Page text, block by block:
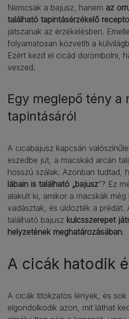
Nemcsak a bajusz, hanem az
található tapintásérzékelő
játszanak az érzékelésben.
folyamatosan közvetíti a
Ezért kezd el cicád dorombolni,
veszed.
Egy meglepő tény a
tapintásáról
A cicabajusz kapcsán
eszedbe jut, a macskád arcán
hosszú szálak. Azonban tudtad,
lábain is található „bajusz”? Ez
alakult ki, amikor a macskák még
vadásztak, és üldözték a prédát.
található bajusz kulcsszerepet
helyzetének meghatározásában.
A cicák hatodik
A cicák titokzatos lények, és sok
elgondolkodik azon, mit láthat